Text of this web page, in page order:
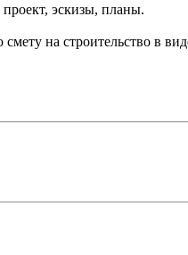
эскизы, планы.
на строительство в